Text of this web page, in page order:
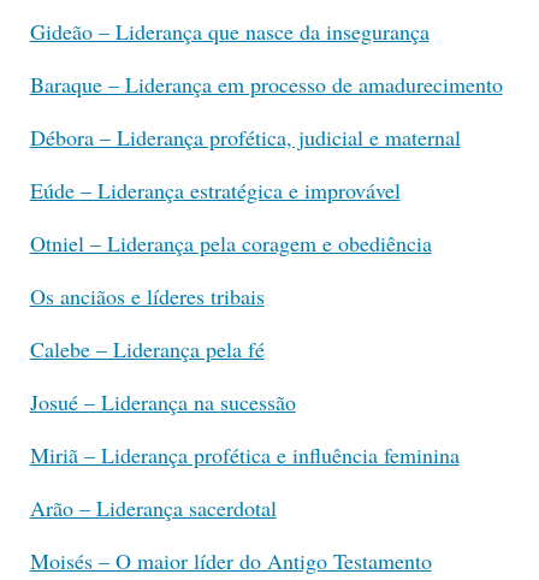
Gideão – Liderança que nasce da insegurança
Baraque – Liderança em processo de amadurecimento
Débora – Liderança profética, judicial e maternal
Eúde – Liderança estratégica e improvável
Otniel – Liderança pela coragem e obediência
Os anciãos e líderes tribais
Calebe – Liderança pela fé
Josué – Liderança na sucessão
Miriã – Liderança profética e influência feminina
Arão – Liderança sacerdotal
Moisés – O maior líder do Antigo Testamento